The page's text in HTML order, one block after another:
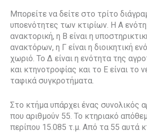
Μπορείτε να δείτε στο τρίτο
υποενότητες των κτιρίων. Η Α
ανακτορική, η Β είναι η
ανακτόρων, η Γ είναι η διοικητική
χωριό. Το Δ είναι η ενότητα της
και κτηνοτροφίας και το Ε είναι το
ταφικά συγκροτήματα.
Στο κτήμα υπάρχει ένας συνολικός
που αριθμούν 55. Το κτηριακό
περίπου 15.085 τ.μ. Από τα 55 αυτά